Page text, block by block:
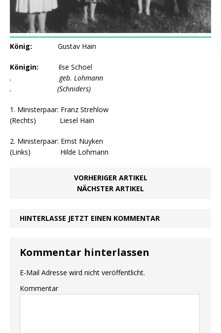
König: Gustav Hain
Königin: Ilse Schoel
. geb. Lohmann
. (Schniders)
1. Ministerpaar: Franz Strehlow
(Rechts) Liesel Hain
2. Ministerpaar: Ernst Nuyken
(Links) Hilde Lohmann
VORHERIGER ARTIKEL
NÄCHSTER ARTIKEL
HINTERLASSE JETZT EINEN KOMMENTAR
Kommentar hinterlassen
E-Mail Adresse wird nicht veröffentlicht.
Kommentar